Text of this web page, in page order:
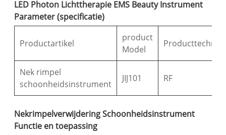
LED Photon Lichttherapie EMS Beauty Instrument
Parameter (specificatie)
Productartikel
product
Model
Nek rimpel
schoonheidsinstrument
JIJ101 RF
Nekrimpelverwijdering Schoonheidsinstrument
Functie en toepassing